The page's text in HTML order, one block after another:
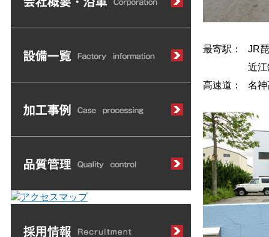
最寄駅：
高速道：
JR
近
名